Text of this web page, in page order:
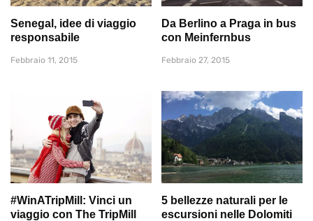
Senegal, idee di viaggio
responsabile
Febbraio 11, 2015
Da Berlino a Praga in bus
con Meinfernbus
Febbraio 27, 2015
#WinATripMill: Vinci un
viaggio con The TripMill
5 bellezze naturali per le
escursioni nelle Dolomiti